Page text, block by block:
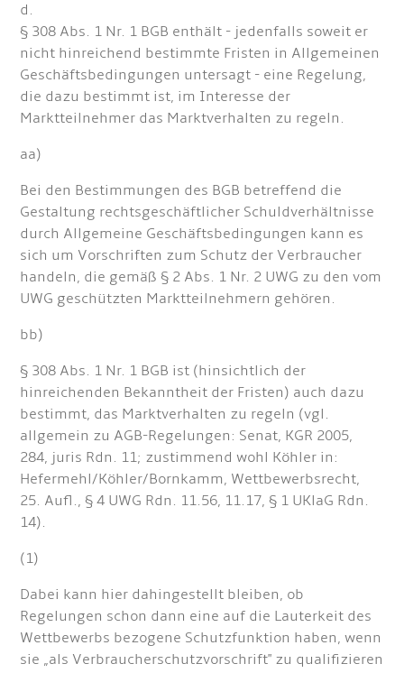
d.
§ 308 Abs. 1 Nr. 1 BGB enthält - jedenfalls soweit er
nicht hinreichend bestimmte Fristen in Allgemeinen
Geschäftsbedingungen untersagt - eine Regelung,
die dazu bestimmt ist, im Interesse der
Marktteilnehmer das Marktverhalten zu regeln.
aa)
Bei den Bestimmungen des BGB betreffend die
Gestaltung rechtsgeschäftlicher Schuldverhältnisse
durch Allgemeine Geschäftsbedingungen kann es
sich um Vorschriften zum Schutz der Verbraucher
handeln, die gemäß § 2 Abs. 1 Nr. 2 UWG zu den vom
UWG geschützten Marktteilnehmern gehören.
bb)
§ 308 Abs. 1 Nr. 1 BGB ist (hinsichtlich der
hinreichenden Bekanntheit der Fristen) auch dazu
bestimmt, das Marktverhalten zu regeln (vgl.
allgemein zu AGB-Regelungen: Senat, KGR 2005,
284, juris Rdn. 11; zustimmend wohl Köhler in:
Hefermehl/Köhler/Bornkamm, Wettbewerbsrecht,
25. Aufl., § 4 UWG Rdn. 11.56, 11.17, § 1 UKlaG Rdn.
14).
(1)
Dabei kann hier dahingestellt bleiben, ob
Regelungen schon dann eine auf die Lauterkeit des
Wettbewerbs bezogene Schutzfunktion haben, wenn
sie „als Verbraucherschutzvorschrift" zu qualifizieren